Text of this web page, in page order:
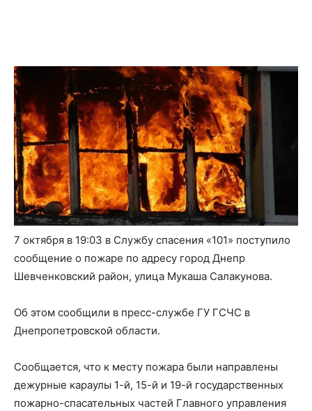
7 октября в 19:03 в Службу спасения «101» поступило
сообщение о пожаре по адресу город Днепр
Шевченковский район, улица Мукаша Салакунова.
Об этом сообщили в пресс-службе ГУ ГСЧС в
Днепропетровской области.
Сообщается, что к месту пожара были направлены
дежурные караулы 1-й, 15-й и 19-й государственных
пожарно-спасательных частей Главного управления